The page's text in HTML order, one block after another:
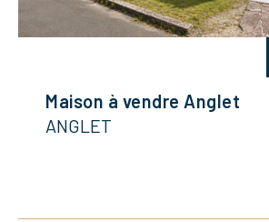
Maison à vendre Anglet
ANGLET